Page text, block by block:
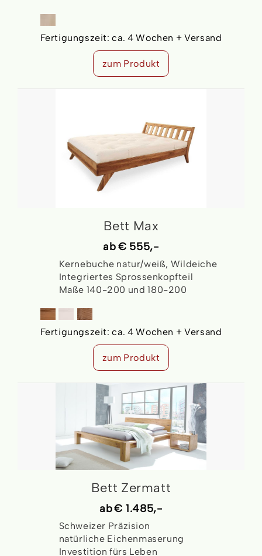
Fertigungszeit:ca. 4 Wochen + Versand
zum Produkt
Bett Max
ab€ 555,-
Kernebuche natur/weiß, Wildeiche
Integriertes Sprossenkopfteil
Maße 140-200 und 180-200
Fertigungszeit:ca. 4 Wochen + Versand
zum Produkt
Bett Zermatt
ab€ 1.485,-
Schweizer Präzision
natürliche Eichenmaserung
Investition fürs Leben